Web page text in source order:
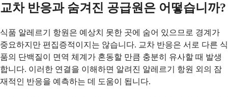
교차 반응과 숨겨진 공급원은 어떻습니까?
식품 알레르기 항원은 예상치 못한 곳에 숨어 있으므로 경계가
중요하지만 편집증적이지는 않습니다. 교차 반응은 서로 다른 식
품의 단백질이 면역 체계가 혼동할 만큼 충분히 유사할 때 발생
합니다. 이러한 연결을 이해하면 알려진 알레르기 항원 외의 잠
재적인 반응을 예측하는 데 도움이 됩니다.